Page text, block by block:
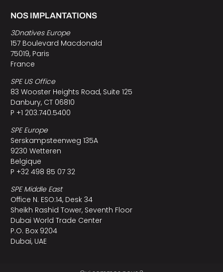
NOS IMPLANTATIONS
3Dnatives Europe
157 Boulevard Macdonald
75019, Paris
France
SPE US Office
83 Wooster Heights Road, Suite 125
Danbury, CT 06810
P +1 203.740.5400
SPE Europe
Serskampsteenweg 135A
9230 Wetteren
Belgique
P +32 498 85 07 32
SPE Middle East
Office N. ESO:14, Desk 34
Sheikh Rashid Tower, Seventh Floor
Dubai World Trade Center
P.O. Box 9204
Dubai, UAE